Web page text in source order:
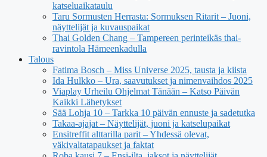
katseluaikataulu
Taru Sormusten Herrasta: Sormuksen Ritarit – Juoni,
näyttelijät ja kuvauspaikat
Thai Golden Chang – Tampereen perinteikäs thai-
ravintola Hämeenkadulla
Talous
Fatima Bosch – Miss Universe 2025, tausta ja kiista
Ida Hulkko – Ura, saavutukset ja nimenvaihdos 2025
Viaplay Urheilu Ohjelmat Tänään – Katso Päivän
Kaikki Lähetykset
Sää Lohja 10 – Tarkka 10 päivän ennuste ja sadetutka
Takaa-ajajat – Näyttelijät, juoni ja katselupaikat
Ensitreffit alttarilla parit – Yhdessä olevat,
väkivaltatapaukset ja faktat